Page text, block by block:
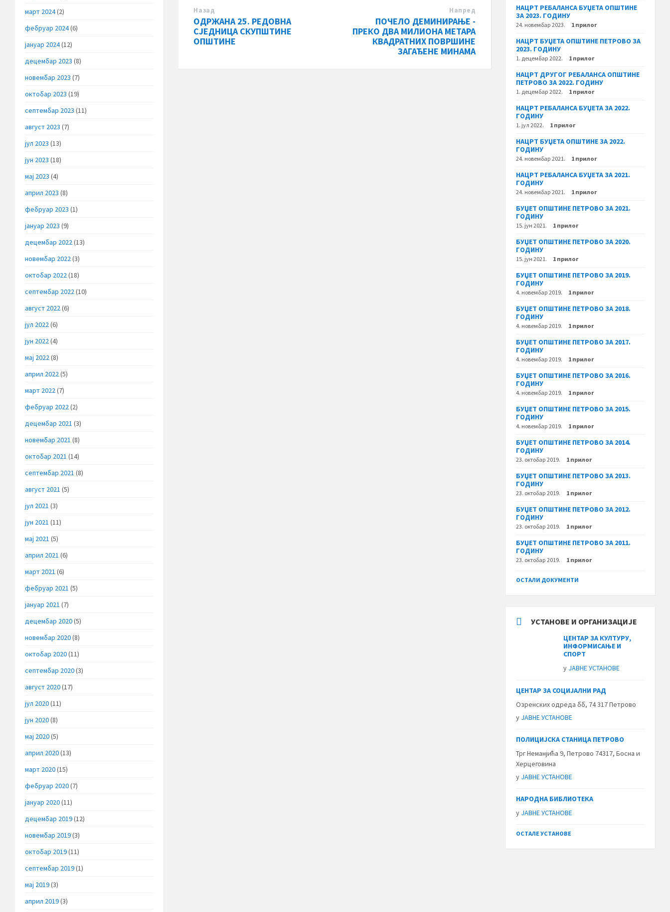
Назад
ОДРЖАНА 25. РЕДОВНА
СЈЕДНИЦА СКУПШТИНЕ
ОПШТИНЕ
Напред
ПОЧЕЛО ДЕМИНИРАЊЕ -
ПРЕКО ДВА МИЛИОНА МЕТАРА
КВАДРАТНИХ ПОВРШИНЕ
ЗАГАЂЕНЕ МИНАМА
март 2024(2)
фебруар 2024(6)
јануар 2024(12)
децембар 2023 (8)
новембар 2023 (7)
октобар 2023 (19)
септембар 2023 (11)
август 2023 (7)
јул 2023 (13)
јун 2023 (18)
мај 2023 (4)
април 2023 (8)
фебруар 2023 (1)
јануар 2023 (9)
децембар 2022(13)
новембар 2022(3)
октобар 2022(18)
септембар 2022(10)
август 2022(6)
јул 2022(6)
јун 2022(4)
мај 2022(8)
април 2022(5)
март 2022(7)
фебруар 2022(2)
децембар 2021 (3)
новембар 2021 (8)
октобар 2021 (14)
септембар 2021 (8)
август 2021 (5)
јул 2021 (3)
јун 2021 (11)
мај 2021 (5)
април 2021 (6)
март 2021 (6)
фебруар 2021 (5)
јануар 2021 (7)
децембар 2020(5)
новембар 2020(8)
октобар 2020(11)
септембар 2020(3)
август 2020(17)
јул 2020(11)
јун 2020(8)
мај 2020(5)
април 2020(13)
март 2020(15)
фебруар 2020(7)
јануар 2020(11)
децембар 2019(12)
новембар 2019(3)
октобар 2019(11)
септембар 2019(1)
мај 2019(3)
април 2019(3)
НАЦРТ РЕБАЛАНСА БУЏЕТА ОПШТИНЕ
ЗА 2023. ГОДИНУ
24. новембар 2023. 1 прилог
НАЦРТ БУЏЕТА ОПШТИНЕ ПЕТРОВО ЗА
2023. ГОДИНУ
1. децембар 2022. 1 прилог
НАЦРТ ДРУГОГ РЕБАЛАНСА ОПШТИНЕ
ПЕТРОВО ЗА 2022. ГОДИНУ
1. децембар 2022. 1 прилог
НАЦРТ РЕБАЛАНСА БУЏЕТА ЗА 2022.
ГОДИНУ
1. јул 2022. 1 прилог
НАЦРТ БУЏЕТА ОПШТИНЕ ЗА 2022.
ГОДИНУ
24. новембар 2021. 1 прилог
НАЦРТ РЕБАЛАНСА БУЏЕТА ЗА 2021.
ГОДИНУ
24. новембар 2021. 1 прилог
БУЏЕТ ОПШТИНЕ ПЕТРОВО ЗА 2021.
ГОДИНУ
15. јун 2021. 1 прилог
БУЏЕТ ОПШТИНЕ ПЕТРОВО ЗА 2020.
ГОДИНУ
15. јун 2021. 1 прилог
БУЏЕТ ОПШТИНЕ ПЕТРОВО ЗА 2019.
ГОДИНУ
4. новембар 2019. 1 прилог
БУЏЕТ ОПШТИНЕ ПЕТРОВО ЗА 2018.
ГОДИНУ
4. новембар 2019. 1 прилог
БУЏЕТ ОПШТИНЕ ПЕТРОВО ЗА 2017.
ГОДИНУ
4. новембар 2019. 1 прилог
БУЏЕТ ОПШТИНЕ ПЕТРОВО ЗА 2016.
ГОДИНУ
4. новембар 2019. 1 прилог
БУЏЕТ ОПШТИНЕ ПЕТРОВО ЗА 2015.
ГОДИНУ
4. новембар 2019. 1 прилог
БУЏЕТ ОПШТИНЕ ПЕТРОВО ЗА 2014.
ГОДИНУ
23. октобар 2019. 1 прилог
БУЏЕТ ОПШТИНЕ ПЕТРОВО ЗА 2013.
ГОДИНУ
23. октобар 2019. 1 прилог
БУЏЕТ ОПШТИНЕ ПЕТРОВО ЗА 2012.
ГОДИНУ
23. октобар 2019. 1 прилог
БУЏЕТ ОПШТИНЕ ПЕТРОВО ЗА 2011.
ГОДИНУ
23. октобар 2019. 1 прилог
ОСТАЛИ ДОКУМЕНТИ
УСТАНОВЕ И ОРГАНИЗАЦИЈЕ
ЦЕНТАР ЗА КУЛТУРУ,
ИНФОРМИСАЊЕ И
СПОРТ
у ЈАВНЕ УСТАНОВЕ
ЦЕНТАР ЗА СОЦИЈАЛНИ РАД
Озренских одреда бб, 74 317 Петрово
у ЈАВНЕ УСТАНОВЕ
ПОЛИЦИЈСКА СТАНИЦА ПЕТРОВО
Трг Неманјића 9, Петрово 74317, Босна и
Херцеговина
у ЈАВНЕ УСТАНОВЕ
НАРОДНА БИБЛИОТЕКА
у ЈАВНЕ УСТАНОВЕ
ОСТАЛЕ УСТАНОВЕ